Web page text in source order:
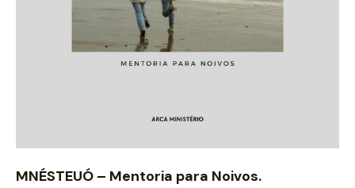
MNÉSTEUÓ – Mentoria para Noivos.